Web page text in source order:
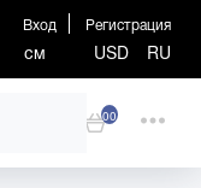
Вход Регистрация
см USD RU
00